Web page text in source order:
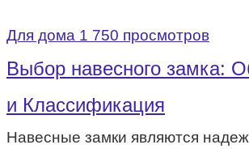
Для дома 1 750 просмотров
Выбор навесного замка:
и Классификация
Навесные замки являются